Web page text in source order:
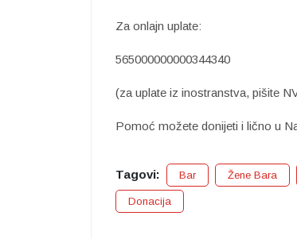
Za onlajn uplate:
565000000000344340
(za uplate iz inostranstva, pišite
Pomoć možete donijeti i lično u
Tagovi: Bar Žene Bara
Donacija